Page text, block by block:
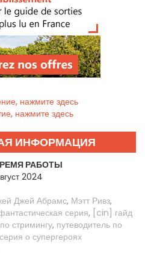
нажмите здесь
нажмите здесь
ИНФОРМАЦИЯ
РАБОТЫ
2024
Джей Абрамс, Мэтт Ривз,
серия, [cin] гайд
стримингу, путеводитель по
серия о супергероях